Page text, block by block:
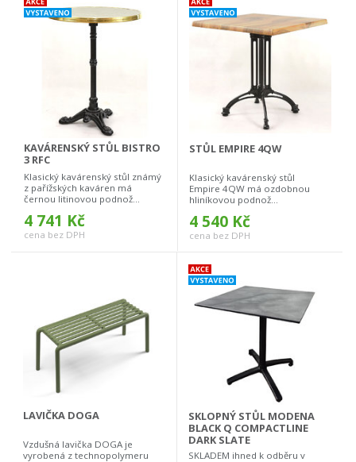
KAVÁRENSKÝ STŮL BISTRO
3 RFC
Klasický kavárenský stůl známý
z pařížských kaváren má
černou litinovou podnož...
4 741 Kč
cena bez DPH
STŮL EMPIRE 4QW
Klasický kavárenský stůl
Empire 4QW má ozdobnou
hliníkovou podnož...
4 540 Kč
cena bez DPH
LAVIČKA DOGA
Vzdušná lavička DOGA je
vyrobená z technopolymeru
SKLOPNÝ STŮL MODENA
BLACK Q COMPACTLINE
DARK SLATE
SKLADEM ihned k odběru v